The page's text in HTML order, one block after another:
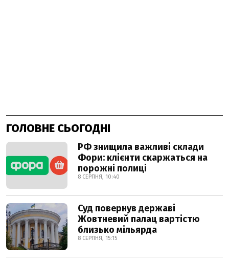
ГОЛОВНЕ СЬОГОДНІ
РФ знищила важливі склади
Фори: клієнти скаржаться на
порожні полиці
8 СЕРПНЯ, 10:40
Суд повернув державі
Жовтневий палац вартістю
близько мільярда
8 СЕРПНЯ, 15:15